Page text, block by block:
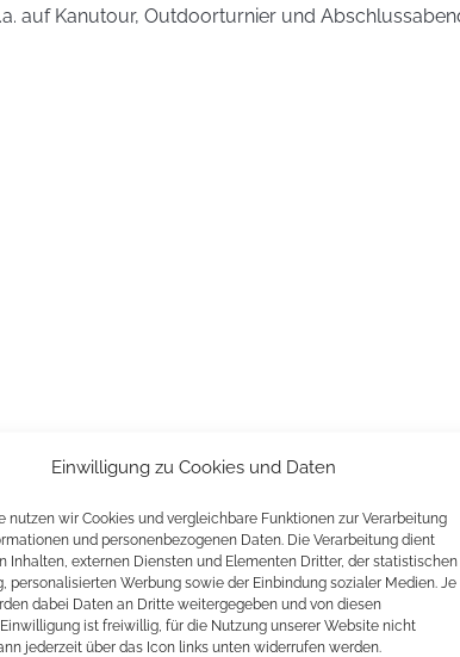
Einwilligung zu Cookies und Daten
nutzen wir Cookies und vergleichbare Funktionen zur Verarbeitung
und personenbezogenen Daten. Die Verarbeitung dient
Inhalten, externen Diensten und Elementen Dritter, der statistischen
personalisierten Werbung sowie der Einbindung sozialer Medien. Je
dabei Daten an Dritte weitergegeben und von diesen
ist freiwillig, für die Nutzung unserer Website nicht
jederzeit über das Icon links unten widerrufen werden.
auf Kanutour, Outdoorturnier und